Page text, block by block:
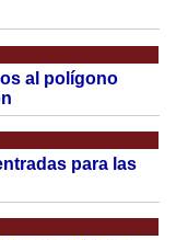
al polígono
para las